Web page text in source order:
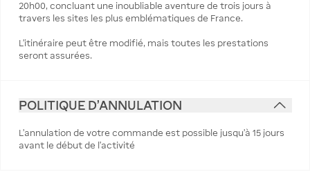
20h00, concluant une inoubliable aventure de trois jours à
travers les sites les plus emblématiques de France.
L’itinéraire peut être modifié, mais toutes les prestations
seront assurées.
POLITIQUE D'ANNULATION
L’annulation de votre commande est possible jusqu’à 15 jours
avant le début de l’activité